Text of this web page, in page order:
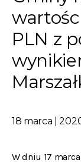
PLN z
18 marca |
W dniu 17